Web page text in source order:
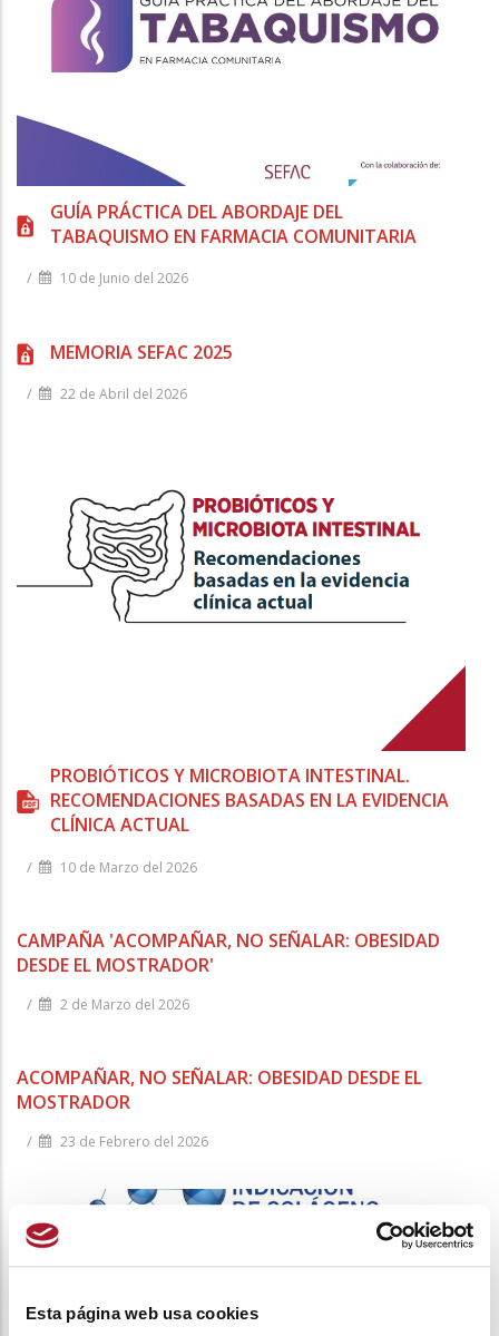
Esta página web usa cookies
GUÍA PRÁCTICA DEL ABORDAJE DEL
TABAQUISMO EN FARMACIA COMUNITARIA
/ 10 de Junio del 2026
MEMORIA SEFAC 2025
/ 22 de Abril del 2026
PROBIÓTICOS Y MICROBIOTA INTESTINAL.
RECOMENDACIONES BASADAS EN LA EVIDENCIA
CLÍNICA ACTUAL
/ 10 de Marzo del 2026
CAMPAÑA 'ACOMPAÑAR, NO SEÑALAR: OBESIDAD
DESDE EL MOSTRADOR'
/ 2 de Marzo del 2026
ACOMPAÑAR, NO SEÑALAR: OBESIDAD DESDE EL
MOSTRADOR
/ 23 de Febrero del 2026